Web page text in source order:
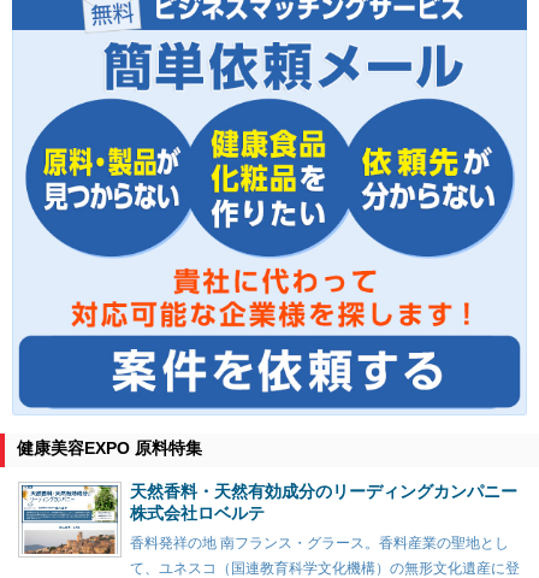
健康美容EXPO 原料特集
天然香料・天然有効成分のリーディングカンパニー
株式会社ロベルテ
香料発祥の地 南フランス・グラース。香料産業の聖地とし
て、ユネスコ（国連教育科学文化機構）の無形文化遺産に登